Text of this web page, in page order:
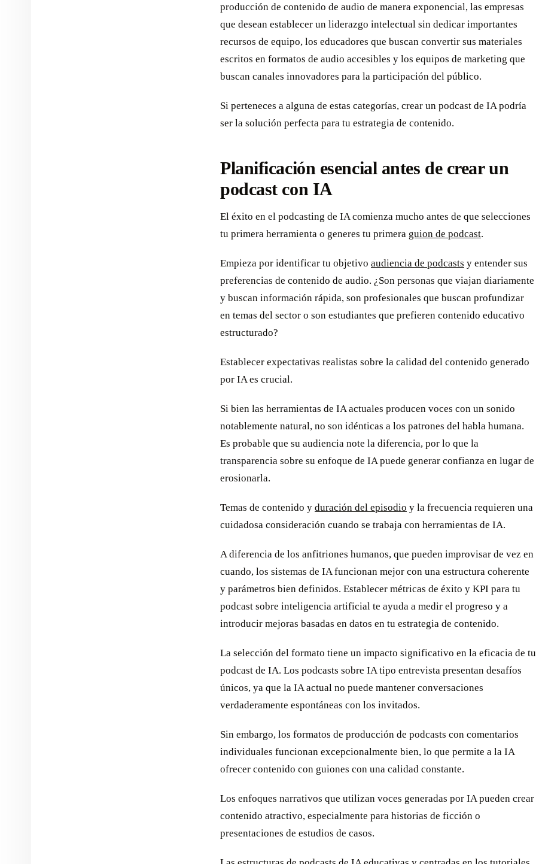
producción de contenido de audio de manera exponencial, las empresas
que desean establecer un liderazgo intelectual sin dedicar importantes
recursos de equipo, los educadores que buscan convertir sus materiales
escritos en formatos de audio accesibles y los equipos de marketing que
buscan canales innovadores para la participación del público.
Si perteneces a alguna de estas categorías, crear un podcast de IA podría
ser la solución perfecta para tu estrategia de contenido.
Planificación esencial antes de crear un
podcast con IA
El éxito en el podcasting de IA comienza mucho antes de que selecciones
tu primera herramienta o generes tu primera guion de podcast.
Empieza por identificar tu objetivo audiencia de podcasts y entender sus
preferencias de contenido de audio. ¿Son personas que viajan diariamente
y buscan información rápida, son profesionales que buscan profundizar
en temas del sector o son estudiantes que prefieren contenido educativo
estructurado?
Establecer expectativas realistas sobre la calidad del contenido generado
por IA es crucial.
Si bien las herramientas de IA actuales producen voces con un sonido
notablemente natural, no son idénticas a los patrones del habla humana.
Es probable que su audiencia note la diferencia, por lo que la
transparencia sobre su enfoque de IA puede generar confianza en lugar de
erosionarla.
Temas de contenido y duración del episodio y la frecuencia requieren una
cuidadosa consideración cuando se trabaja con herramientas de IA.
A diferencia de los anfitriones humanos, que pueden improvisar de vez en
cuando, los sistemas de IA funcionan mejor con una estructura coherente
y parámetros bien definidos. Establecer métricas de éxito y KPI para tu
podcast sobre inteligencia artificial te ayuda a medir el progreso y a
introducir mejoras basadas en datos en tu estrategia de contenido.
La selección del formato tiene un impacto significativo en la eficacia de tu
podcast de IA. Los podcasts sobre IA tipo entrevista presentan desafíos
únicos, ya que la IA actual no puede mantener conversaciones
verdaderamente espontáneas con los invitados.
Sin embargo, los formatos de producción de podcasts con comentarios
individuales funcionan excepcionalmente bien, lo que permite a la IA
ofrecer contenido con guiones con una calidad constante.
Los enfoques narrativos que utilizan voces generadas por IA pueden crear
contenido atractivo, especialmente para historias de ficción o
presentaciones de estudios de casos.